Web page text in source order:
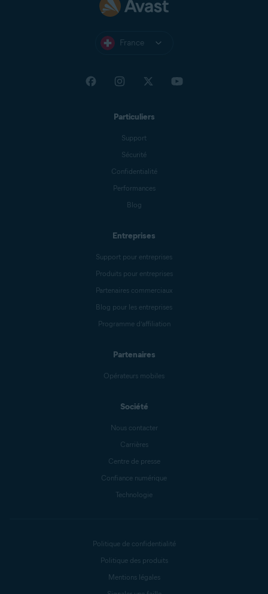
France
Particuliers
Support
Sécurité
Confidentialité
Performances
Blog
Entreprises
Support pour entreprises
Produits pour entreprises
Partenaires commerciaux
Blog pour les entreprises
Programme d’affiliation
Partenaires
Opérateurs mobiles
Société
Nous contacter
Carrières
Centre de presse
Confiance numérique
Technologie
Politique de confidentialité
Politique des produits
Mentions légales